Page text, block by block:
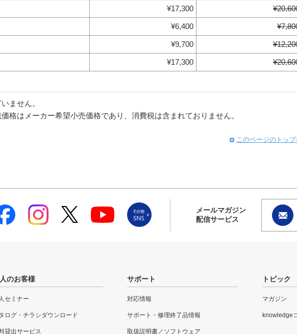
¥17,300
¥6,400
¥9,700
¥17,300
ません。
格はメーカー希望小売価格であり、消費税は含まれておりません。
このページのトッ
メールマガジン
配信サービス
のお客様
セミナー
ログ・チラシダウンロード
貸出サービス
サポート
対応情報
サポート・修理終了品情報
取扱説明書／ソフトウェア
トピック
マガジン
knowledge